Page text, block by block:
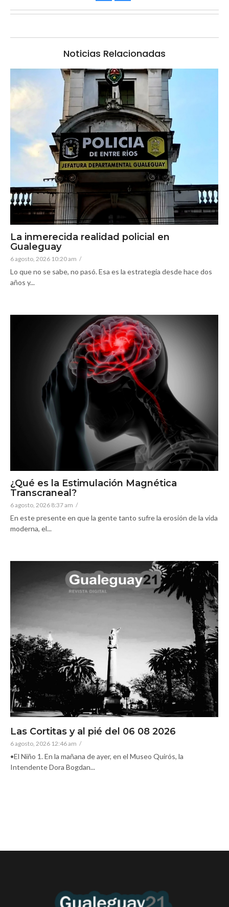
Noticias Relacionadas
La inmerecida realidad policial en
Gualeguay
6 agosto, 2026 10:20 am /
Lo que no se sabe, no pasó. Esa es la estrategia desde hace dos
años y...
¿Qué es la Estimulación Magnética
Transcraneal?
6 agosto, 2026 8:37 am /
En este presente en que la gente tanto sufre la erosión de la vida
moderna, el...
Las Cortitas y al pié del 06 08 2026
6 agosto, 2026 12:46 am /
•El Niño 1. En la mañana de ayer, en el Museo Quirós, la
Intendente Dora Bogdan...